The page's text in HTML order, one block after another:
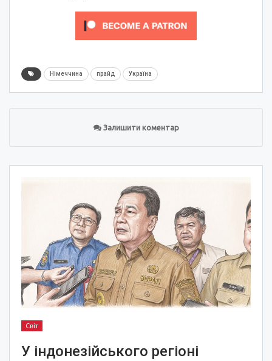
Німеччина прайд Україна
Залишити коментар
Світ
У індонезійського регіоні